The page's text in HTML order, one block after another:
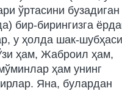
ўртасини бузадиган
бир-бирингизга
у ҳолда шак-
ҳам, Жаброил ҳам,
ҳам унинг
Яна, булардан